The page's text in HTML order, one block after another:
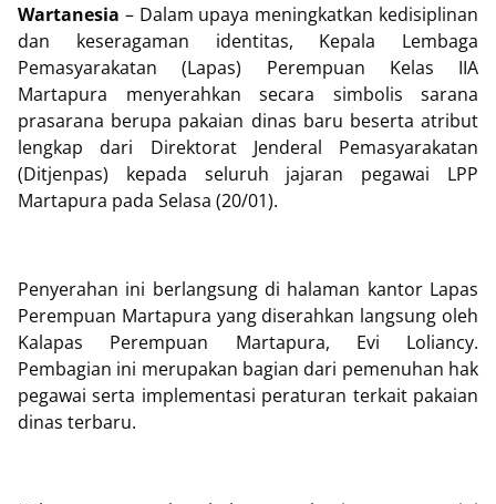
Wartanesia – Dalam upaya meningkatkan kedisiplinan
dan keseragaman identitas, Kepala Lembaga
Pemasyarakatan (Lapas) Perempuan Kelas IIA
Martapura menyerahkan secara simbolis sarana
prasarana berupa pakaian dinas baru beserta atribut
lengkap dari Direktorat Jenderal Pemasyarakatan
(Ditjenpas) kepada seluruh jajaran pegawai LPP
Martapura pada Selasa (20/01).
Penyerahan ini berlangsung di halaman kantor Lapas
Perempuan Martapura yang diserahkan langsung oleh
Kalapas Perempuan Martapura, Evi Loliancy.
Pembagian ini merupakan bagian dari pemenuhan hak
pegawai serta implementasi peraturan terkait pakaian
dinas terbaru.